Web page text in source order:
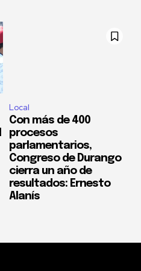
Local
Con más de 400
procesos
parlamentarios,
Congreso de Durango
cierra un año de
resultados: Ernesto
Alanís